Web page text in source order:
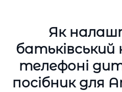
Як
телефоні
посібник для